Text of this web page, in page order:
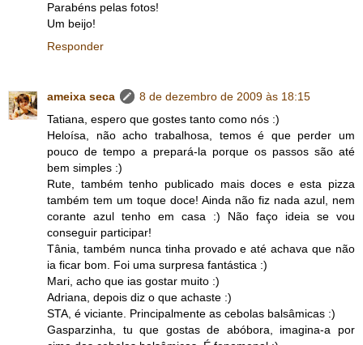
Parabéns pelas fotos!
Um beijo!
Responder
ameixa seca
8 de dezembro de 2009 às 18:15
Tatiana, espero que gostes tanto como nós :)
Heloísa, não acho trabalhosa, temos é que perder um
pouco de tempo a prepará-la porque os passos são até
bem simples :)
Rute, também tenho publicado mais doces e esta pizza
também tem um toque doce! Ainda não fiz nada azul, nem
corante azul tenho em casa :) Não faço ideia se vou
conseguir participar!
Tânia, também nunca tinha provado e até achava que não
ia ficar bom. Foi uma surpresa fantástica :)
Mari, acho que ias gostar muito :)
Adriana, depois diz o que achaste :)
STA, é viciante. Principalmente as cebolas balsâmicas :)
Gasparzinha, tu que gostas de abóbora, imagina-a por